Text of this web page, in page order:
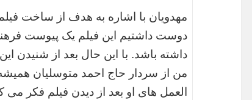
مهدویان با اشاره به هدف از ساخت
دوست داشتیم این فیلم یک پیوست
داشته باشد. با این حال بعد از شنیدن
من از سردار حاج احمد متوسلیان
العمل های او بعد از دیدن فیلم فکر